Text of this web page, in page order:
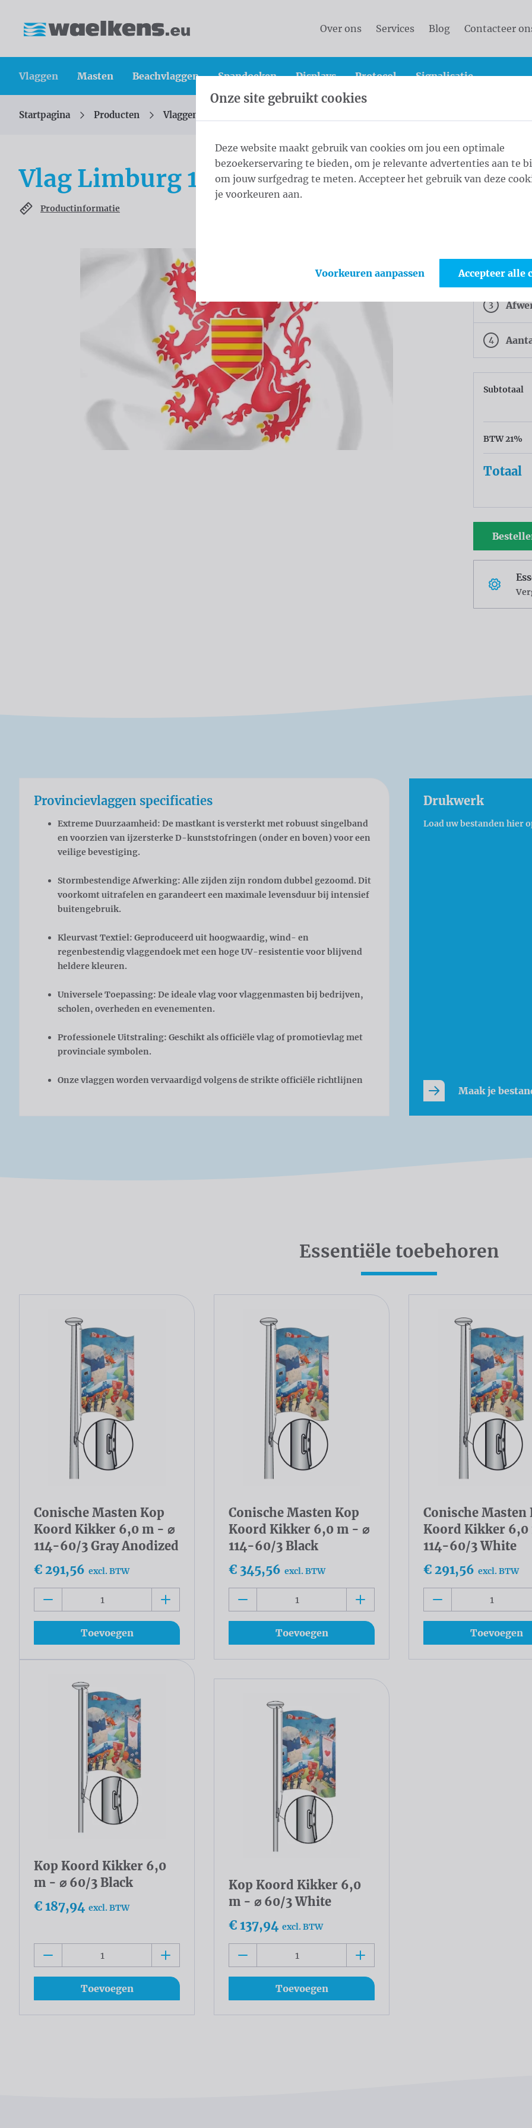
Over ons Services Blog Contacteer
Vlaggen Masten Beachvlaggen Spandoeken Displays Protocol Signalisatie
U bevindt zich hier:
Startpagina Producten Vlaggen
Vlag Limburg 100x150 cm
Productinformatie
1
2
3
4
Subtotaal
BTW 21%
Totaal
Provincievlaggen specificaties
Extreme Duurzaamheid: De mastkant is versterkt met robuustsingelband
en voorzien van ijzersterke D-kunststofringen (onder en boven) voor een
veilige bevestiging.
Stormbestendige Afwerking:Alle zijden zijn rondom dubbel gezoomd. Dit
voorkomt uitrafelen en garandeert een maximale levensduur bij intensief
buitengebruik.
Kleurvast Textiel: Geproduceerd uit hoogwaardig, wind- en
regenbestendig vlaggendoek met een hoge UV-resistentie voor blijvend
heldere kleuren.
Universele Toepassing: De ideale vlag voor vlaggenmasten bij bedrijven,
scholen, overheden en evenementen.
Professionele Uitstraling: Geschikt als officiële vlag of promotievlag met
provinciale symbolen.
Onze vlaggen worden vervaardigd volgens de strikte officiële richtlijnen
Drukwerk
Load uw bestanden hier
Maak je
Essentiële toebehoren
Conische Masten Kop
Koord Kikker 6,0 m - ⌀
114-60/3 Gray Anodized
€ 291,56 excl. BTW
Toevoegen
Conische Masten Kop
Koord Kikker 6,0 m - ⌀
114-60/3 Black
€ 345,56 excl. BTW
Toevoegen
Conische Masten
Koord Kikker 6,0
114-60/3 White
€ 291,56 excl. BTW
Toevoegen
Kop Koord Kikker 6,0
m - ⌀ 60/3 Black
€ 187,94 excl. BTW
Toevoegen
Kop Koord Kikker 6,0
m - ⌀ 60/3 White
€ 137,94 excl. BTW
Toevoegen
Onze site gebruikt cookies
Deze website maakt gebruik van cookies om jou een optimale
bezoekerservaring te bieden, om je relevante advertenties aan te
om jouw surfgedrag te meten. Accepteer het gebruik van deze
je voorkeuren aan.
Voorkeuren aanpassen Accepteer alle